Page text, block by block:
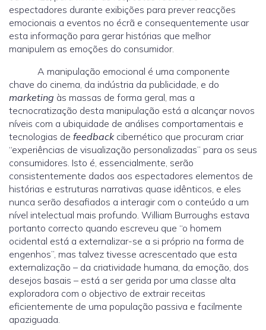
espectadores durante exibições para prever reacções
emocionais a eventos no écrã e consequentemente usar
esta informação para gerar histórias que melhor
manipulem as emoções do consumidor.
A manipulação emocional é uma componente
chave do cinema, da indústria da publicidade, e do
marketing às massas de forma geral, mas a
tecnocratização desta manipulação está a alcançar novos
níveis com a ubiquidade de análises comportamentais e
tecnologias de feedback cibernético que procuram criar
“experiências de visualização personalizadas” para os seus
consumidores. Isto é, essencialmente, serão
consistentemente dados aos espectadores elementos de
histórias e estruturas narrativas quase idênticos, e eles
nunca serão desafiados a interagir com o conteúdo a um
nível intelectual mais profundo. William Burroughs estava
portanto correcto quando escreveu que “o homem
ocidental está a externalizar-se a si próprio na forma de
engenhos”, mas talvez tivesse acrescentado que esta
externalização – da criatividade humana, da emoção, dos
desejos basais – está a ser gerida por uma classe alta
exploradora com o objectivo de extrair receitas
eficientemente de uma população passiva e facilmente
apaziguada.